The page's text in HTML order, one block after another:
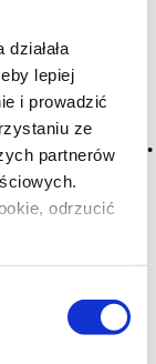
lepiej
i prowadzić
ze
partnerów
odrzucić
bez ostrości,